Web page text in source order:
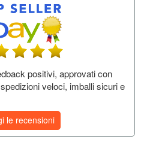
positivi, approvati con
veloci, imballi sicuri e
le recensioni